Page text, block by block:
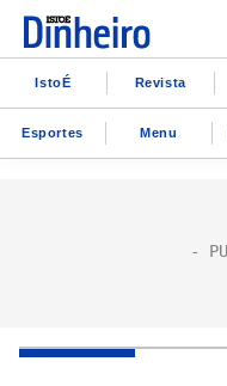
IstoÉ Revista
Esportes Menu